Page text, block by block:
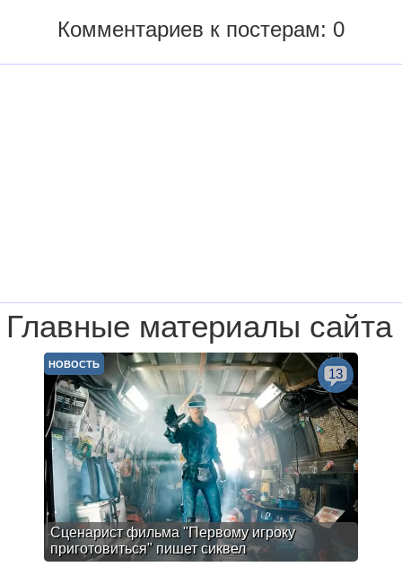
Комментариев к постерам: 0
Главные материалы сайта
Сценарист фильма "Первому игроку
приготовиться" пишет сиквел
НОВОСТЬ
13